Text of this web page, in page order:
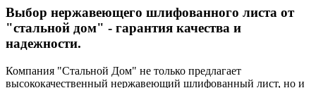
Выбор нержавеющего шлифованного листа от
"стальной дом" - гарантия качества и
надежности.
Компания "Стальной Дом" не только предлагает
высококачественный нержавеющий шлифованный лист, но и